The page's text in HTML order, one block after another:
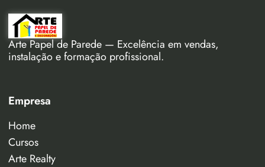
Arte Papel de Parede — Excelência em vendas,
instalação e formação profissional.
Empresa
Home
Cursos
Arte Realty